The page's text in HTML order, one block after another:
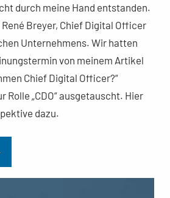
durch meine Hand entstanden.
Breyer, Chief Digital Officer
Unternehmens. Wir hatten
von meinem Artikel
Chief Digital Officer?“
Rolle „CDO“ ausgetauscht. Hier
dazu.